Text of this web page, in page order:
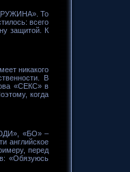
То
всего
защитой. К
никакого
В
«СЕКС» в
когда
«БО» –
английское
перед
«Обязуюсь